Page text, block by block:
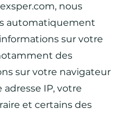
, nous
automatiquement
sur votre
des
sur votre navigateur
adresse IP, votre
et certains des